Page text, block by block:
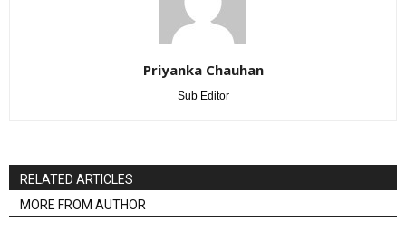
Priyanka Chauhan
Sub Editor
RELATED ARTICLES
MORE FROM AUTHOR